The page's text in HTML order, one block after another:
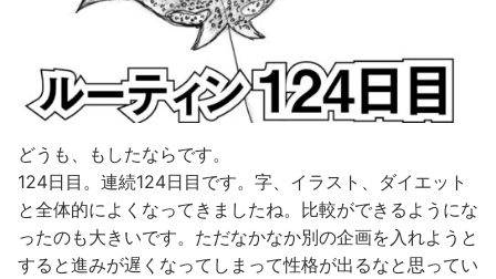
どうも、もしたならです。
124日目。連続124日目です。字、イラスト、ダイエット
と全体的によくなってきましたね。比較ができるようにな
ったのも大きいです。ただなかなか別の企画を入れようと
すると進みが遅くなってしまって性格が出るなと思ってい